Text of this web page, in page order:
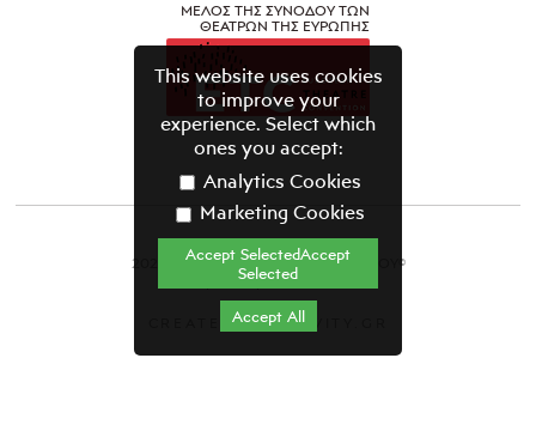
ΜΕΛΟΣ ΤΗΣ ΣΥΝΟΔΟΥ ΤΩΝ
ΘΕΑΤΡΩΝ ΤΗΣ ΕΥΡΩΠΗΣ
2021 ΘΕΑΤΡΙΚΟΣ ΟΡΓΑΝΙΣΜΟΣ ΚΥΠΡΟΥ©
Όροι & Προϋποθέσεις
CREATED BY GRAVITY.GR
This website uses cookies
to improve your
experience. Select which
ones you accept:
Analytics Cookies
Marketing Cookies
Accept SelectedAccept
Selected
Accept All